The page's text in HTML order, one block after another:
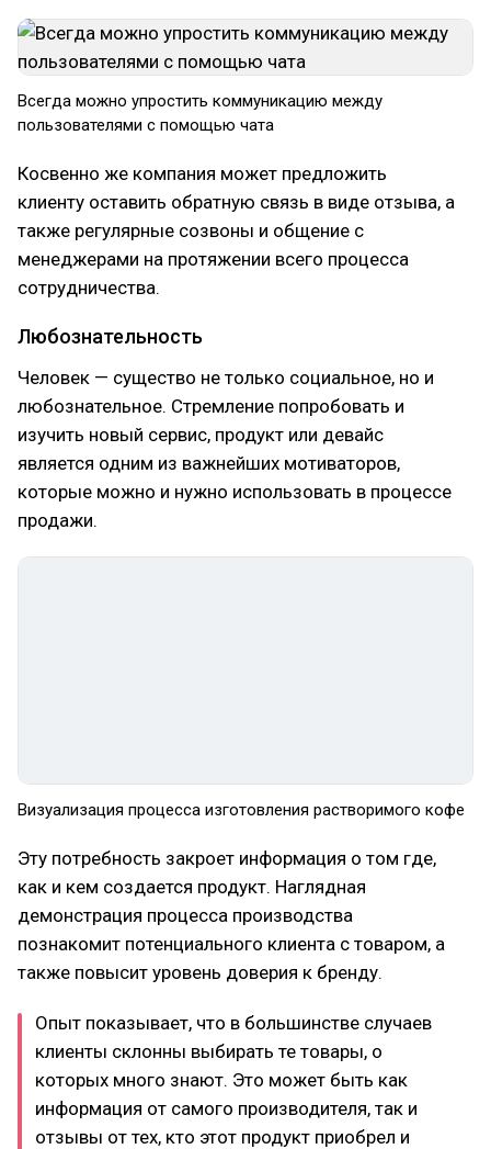
Всегда можно упростить коммуникацию между
пользователями с помощью чата
Косвенно же компания может предложить
клиенту оставить обратную связь в виде отзыва, а
также регулярные созвоны и общение с
менеджерами на протяжении всего процесса
сотрудничества.
Любознательность
Человек — существо не только социальное, но и
любознательное. Стремление попробовать и
изучить новый сервис, продукт или девайс
является одним из важнейших мотиваторов,
которые можно и нужно использовать в процессе
продажи.
Визуализация процесса изготовления растворимого кофе
Эту потребность закроет информация о том где,
как и кем создается продукт. Наглядная
демонстрация процесса производства
познакомит потенциального клиента с товаром, а
также повысит уровень доверия к бренду.
Опыт показывает, что в большинстве случаев
клиенты склонны выбирать те товары, о
которых много знают. Это может быть как
информация от самого производителя, так и
отзывы от тех, кто этот продукт приобрел и